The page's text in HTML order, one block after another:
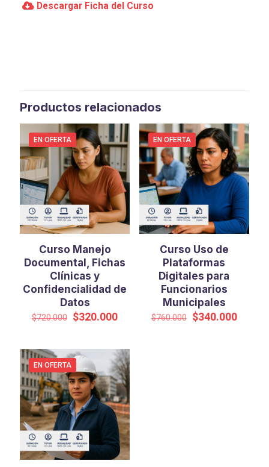
Descargar Ficha del Curso
Productos relacionados
EN OFERTA
Curso Manejo
Documental, Fichas
Clínicas y
Confidencialidad de
Datos
$720.000 El
era:
$720.000.
$320.000El
es:
$320.000.
EN OFERTA
Curso Uso de
Plataformas
Digitales para
Funcionarios
Municipales
$760.000 El
$340.000El
EN OFERTA